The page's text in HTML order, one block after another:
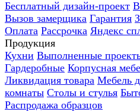
Бесплатный дизайн-проект
Вызов замерщика Гарантия
Оплата Рассрочка Яндекс
Продукция
Кухни Выполненные
Гардеробные Корпусная
Ликвидация товара Мебель
комнаты Столы и стулья
Распродажа образцов